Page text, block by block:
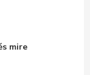
mire